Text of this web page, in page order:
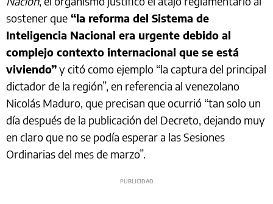
sostener que “la reforma del Sistema de
Inteligencia Nacional era urgente debido al
complejo contexto internacional que se está
viviendo”y citó como ejemplo “la captura del principal
dictador de la región”, en referencia al venezolano
Nicolás Maduro, que precisan que ocurrió “tan solo un
día después de la publicación del Decreto, dejando muy
en claro que no se podía esperar a las Sesiones
Ordinarias del mes de marzo”.